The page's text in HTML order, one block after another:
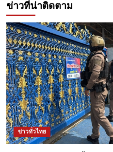
ข่าวที่น่าติดตาม
ข่าวทั่วไทย